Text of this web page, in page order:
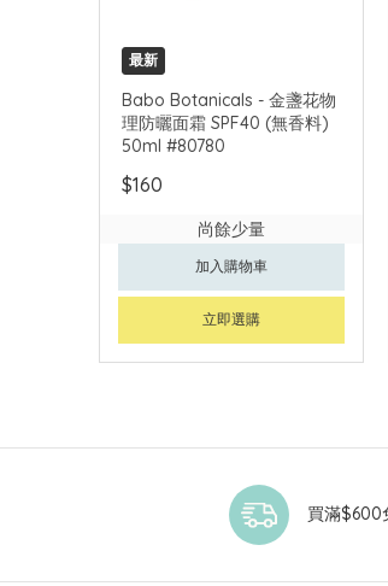
最新
Babo Botanicals - 金盞花物
理防曬面霜 SPF40 (無香料)
50ml #80780
$160
尚餘少量
加入購物車
立即選購
買滿$600